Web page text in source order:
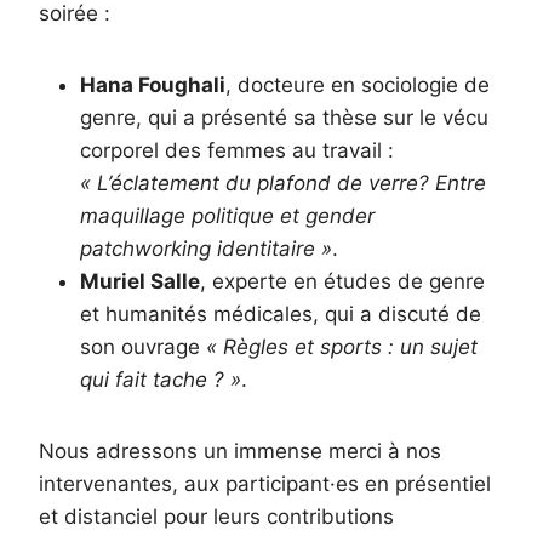
soirée :
Hana Foughali, docteure en sociologie de
genre, qui a présenté sa thèse sur le vécu
corporel des femmes au travail :
« L’éclatement du plafond de verre? Entre
maquillage politique et gender
patchworking identitaire ».
Muriel Salle, experte en études de genre
et humanités médicales, qui a discuté de
son ouvrage « Règles et sports : un sujet
qui fait tache ? ».
Nous adressons un immense merci à nos
intervenantes, aux participant·es en présentiel
et distanciel pour leurs contributions